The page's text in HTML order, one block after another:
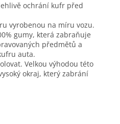
ochrání kufr před
vyrobenou na míru vozu.
gumy, která zabraňuje
předmětů a
auta.
Velkou výhodou této
okraj, který zabrání